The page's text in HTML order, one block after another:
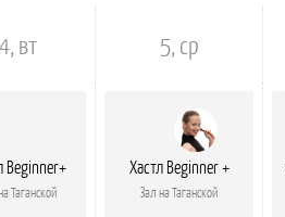
4, вт 5, ср
Beginner+
Таганской
Хастл Beginner +
Зал на Таганской